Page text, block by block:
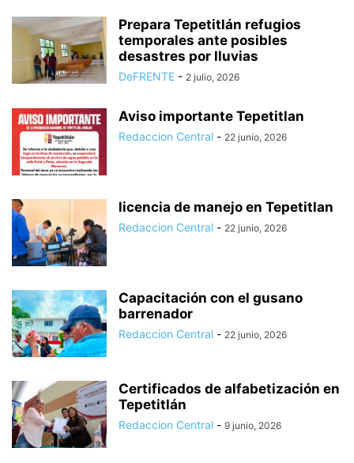
Prepara Tepetitlán refugios
temporales ante posibles
desastres por lluvias
DeFRENTE - 2 julio, 2026
Aviso importante Tepetitlan
Redaccion Central - 22 junio, 2026
licencia de manejo en Tepetitlan
Redaccion Central - 22 junio, 2026
Capacitación con el gusano
barrenador
Redaccion Central - 22 junio, 2026
Certificados de alfabetización en
Tepetitlán
Redaccion Central - 9 junio, 2026